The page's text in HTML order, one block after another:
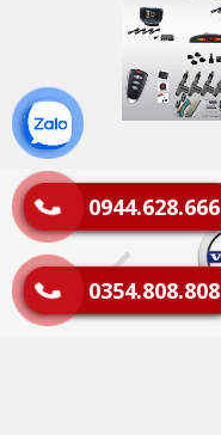
0354.808.808
0944.628.666